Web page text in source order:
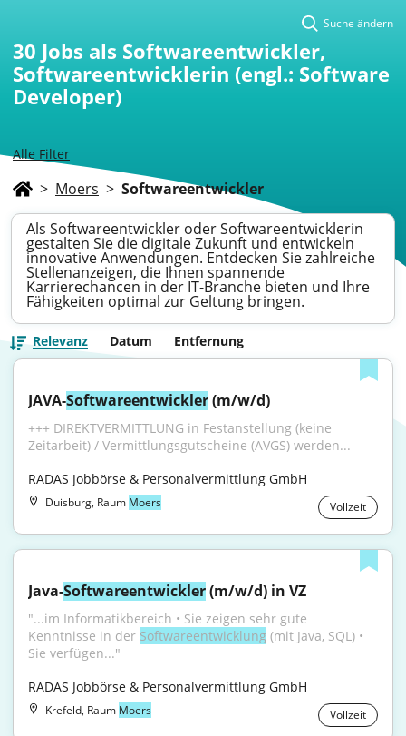
Alle Filter
Suche ändern
30 Jobs als Softwareentwickler,
Softwareentwicklerin (engl.: Software
Developer)
> Moers > Softwareentwickler
Als Softwareentwickler oder Softwareentwicklerin
gestalten Sie die digitale Zukunft und entwickeln
innovative Anwendungen. Entdecken Sie zahlreiche
Stellenanzeigen, die Ihnen spannende
Karrierechancen in der IT-Branche bieten und Ihre
Fähigkeiten optimal zur Geltung bringen.
Relevanz Datum Entfernung
JAVA-Softwareentwickler (m/w/d)
+++ DIREKTVERMITTLUNG in Festanstellung (keine
Zeitarbeit) / Vermittlungsgutscheine (AVGS) werden...
RADAS Jobbörse & Personalvermittlung GmbH
Duisburg, Raum Moers Vollzeit
Java-Softwareentwickler (m/w/d) in VZ
"...im Informatikbereich • Sie zeigen sehr gute
Kenntnisse in der Softwareentwicklung (mit Java, SQL) •
Sie verfügen..."
RADAS Jobbörse & Personalvermittlung GmbH
Krefeld, Raum Moers Vollzeit